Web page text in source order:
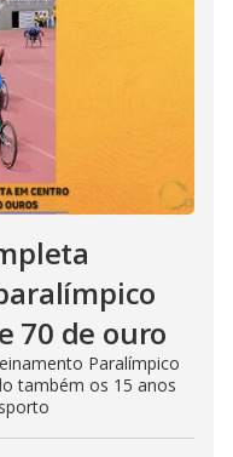
70 de ouro
Paralímpico
também os 15 anos